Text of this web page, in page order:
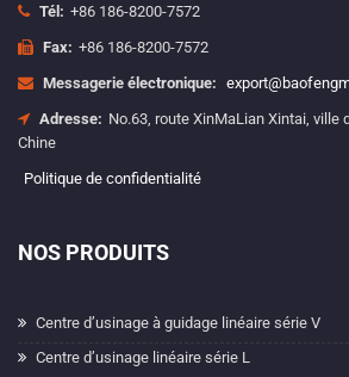
Tél: +86 186-8200-7572
Fax: +86 186-8200-7572
Messagerie électronique:
Adresse: No.63, route XinMaLian Xintai, ville
Chine
Politique de confidentialité
NOS PRODUITS
Centre d’usinage à guidage linéaire série V
Centre d’usinage linéaire série L